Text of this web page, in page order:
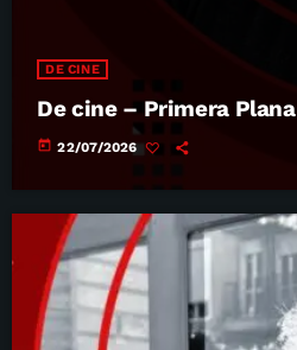
DE CINE
De cine – Primera Plana
today 22/07/2026